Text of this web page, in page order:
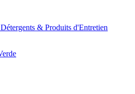
Détergents & Produits d'Entretien